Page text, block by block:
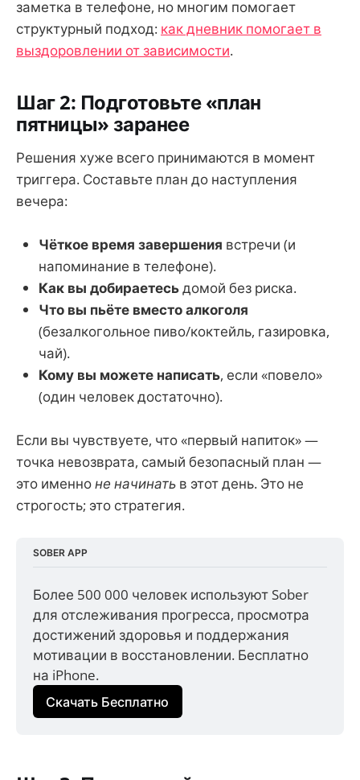
заметка в телефоне, но многим помогает
структурный подход: как дневник помогает в
выздоровлении от зависимости.
Шаг 2: Подготовьте «план
пятницы» заранее
Решения хуже всего принимаются в момент
триггера. Составьте план до наступления
вечера:
Чёткое время завершения встречи (и
напоминание в телефоне).
Как вы добираетесьдомой без риска.
Что вы пьёте вместо алкоголя
(безалкогольное пиво/коктейль, газировка,
чай).
Кому вы можете написать, если «повело»
(один человек достаточно).
Если вы чувствуете, что «первый напиток» —
точка невозврата, самый безопасный план —
это именноне начинать в этот день. Это не
строгость; это стратегия.
SOBER APP
Более 500 000 человек используют Sober
для отслеживания прогресса, просмотра
достижений здоровья и поддержания
мотивации в восстановлении. Бесплатно
на iPhone.
Скачать Бесплатно